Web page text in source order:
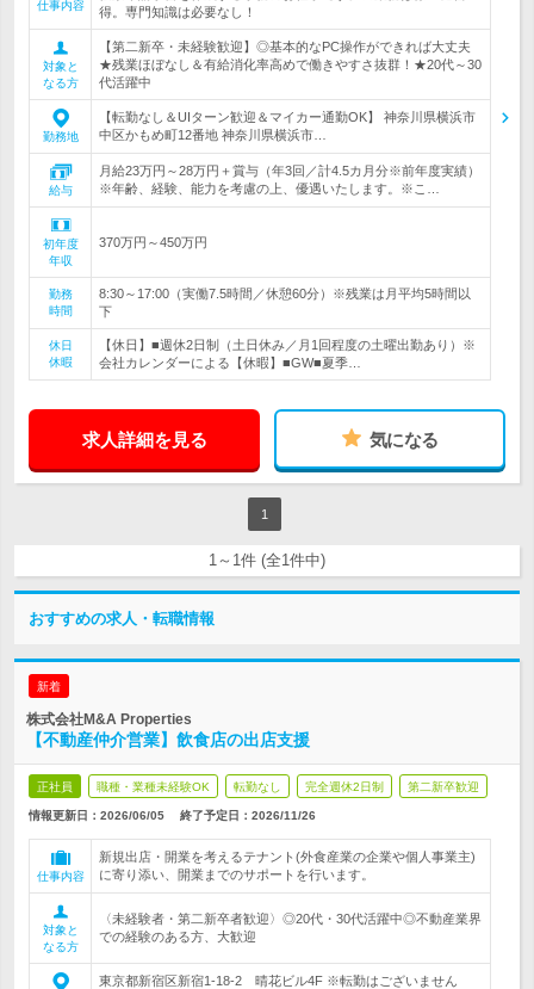
仕事内容
得。専門知識は必要なし！
対象と
なる方
【第二新卒・未経験歓迎】◎基本的なPC操作ができれば大丈夫
★残業ほぼなし＆有給消化率高めで働きやすさ抜群！★20代～30
代活躍中
勤務地
【転勤なし＆UIターン歓迎＆マイカー通勤OK】 神奈川県横浜市
中区かもめ町12番地 神奈川県横浜市…
給与
月給23万円～28万円＋賞与（年3回／計4.5カ月分※前年度実績）
※年齢、経験、能力を考慮の上、優遇いたします。※こ…
初年度
年収
370万円～450万円
勤務
時間
8:30～17:00（実働7.5時間／休憩60分）※残業は月平均5時間以
下
休日
休暇
【休日】■週休2日制（土日休み／月1回程度の土曜出勤あり）※
会社カレンダーによる【休暇】■GW■夏季…
求人詳細を見る 気になる
1
1～1件 (全1件中)
おすすめの求人・転職情報
新着
株式会社M&A Properties
【不動産仲介営業】飲食店の出店支援
正社員 職種・業種未経験OK 転勤なし 完全週休2日制 第二新卒歓迎
情報更新日：2026/06/05 終了予定日： 2026/11/26
仕事内容
新規出店・開業を考えるテナント(外食産業の企業や個人事業主)
に寄り添い、開業までのサポートを行います。
対象と
なる方
〈未経験者・第二新卒者歓迎〉◎20代・30代活躍中◎不動産業界
での経験のある方、大歓迎
東京都新宿区新宿1-18-2 晴花ビル4F ※転勤はございません